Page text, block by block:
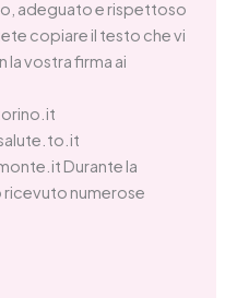
adeguato e rispettoso
copiare il testo che vi
la vostra firma ai
Durante la
numerose